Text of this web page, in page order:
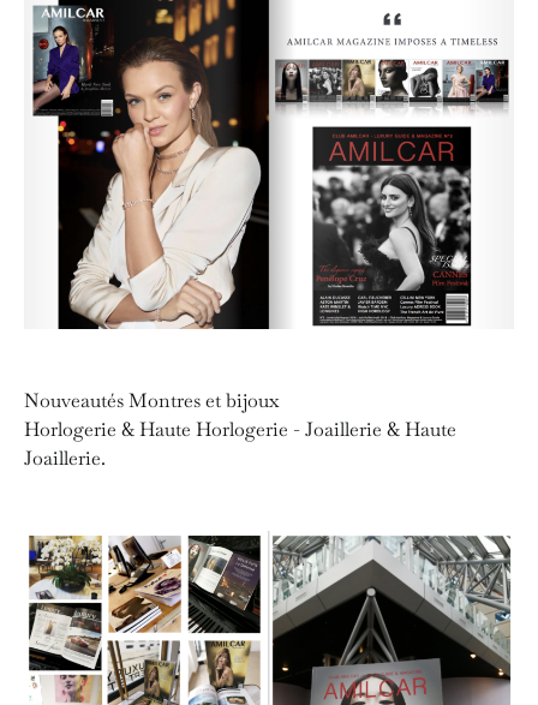
Nouveautés Montres et bijoux
Horlogerie & Haute Horlogerie - Joaillerie & Haute
Joaillerie.